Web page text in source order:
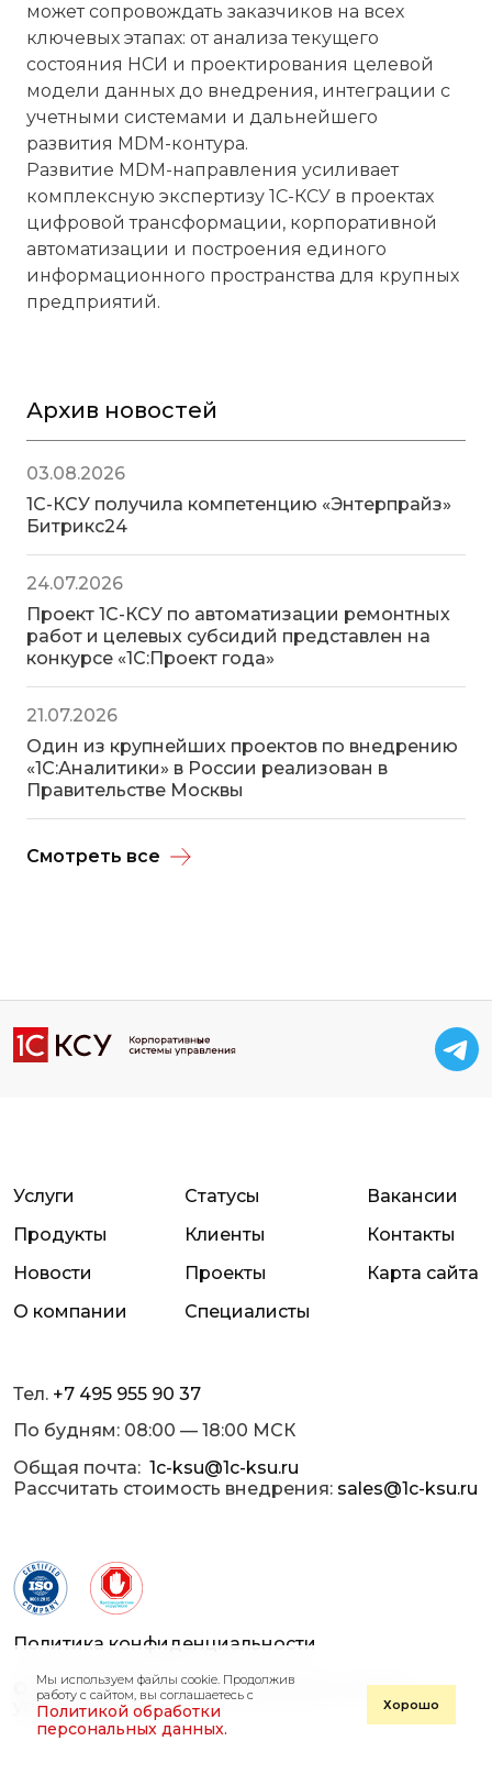
Архив новостей
03.08.2026
1С-КСУ получила компетенцию «Энтерпрайз»
Битрикс24
24.07.2026
Проект 1С-КСУ по автоматизации ремонтных
работ и целевых субсидий представлен на
конкурсе «1С:Проект года»
21.07.2026
Один из крупнейших проектов по внедрению
«1С:Аналитики» в России реализован в
Правительстве Москвы
Смотреть все
может сопровождать заказчиков на всех
ключевых этапах: от анализа текущего
состояния НСИ и проектирования целевой
модели данных до внедрения, интеграции с
учетными системами и дальнейшего
развития MDM-контура.
Развитие MDM-направления усиливает
комплексную экспертизу 1С-КСУ в проектах
цифровой трансформации, корпоративной
автоматизации и построения единого
информационного пространства для крупных
предприятий.
Тел. +7 495 955 90 37
По будням: 08:00 — 18:00 МСК
Общая почта: 1c-ksu@1c-ksu.ru
Рассчитать стоимость внедрения: sales@1c-ksu.ru
Услуги
Продукты
Новости
О компании
Статусы
Клиенты
Проекты
Специалисты
Вакансии
Контакты
Карта сайта
© 2013 — 2026 «1С-Корпоративные системы
управления»
Политика конфиденциальности
Мы используем файлы cookie. Продолжив
работу с сайтом, вы соглашаетесь с
Политикой обработки
персональных данных.
Хорошо